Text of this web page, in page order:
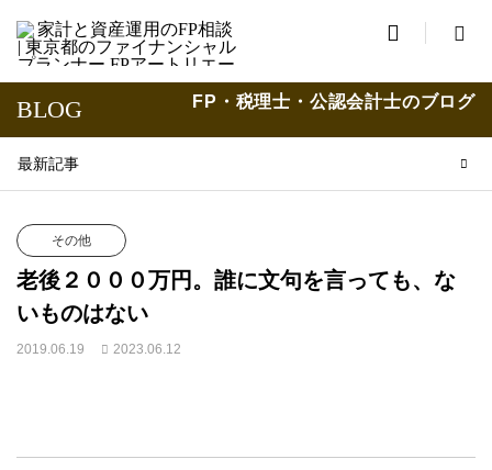

BLOG FP・税理士・公認会計士のブログ
最新記事
その他
老後２０００万円。誰に文句を言っても、な
いものはない
2019.06.19 2023.06.12